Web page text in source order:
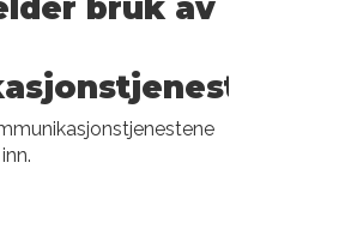
bruk av